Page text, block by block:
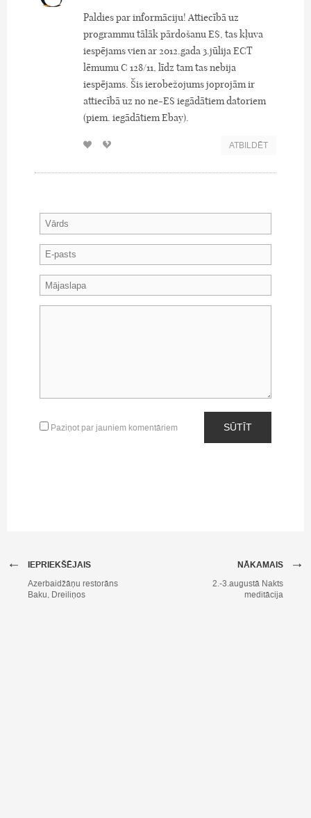
Paldies par informāciju! Attiecībā uz
programmu tālāk pārdošanu ES, tas kļuva
iespējams vien ar 2012.gada 3.jūlija ECT
lēmumu C 128/11, līdz tam tas nebija
iespējams. Šis ierobežojums joprojām ir
attiecībā uz no ne-ES iegādātiem datoriem
(piem. iegādātiem Ebay).
ATBILDĒT
Paziņot par jauniem komentāriem SŪTĪT
IEPRIEKŠĒJAIS
←
Azerbaidžāņu restorāns
Baku, Dreiliņos
NĀKAMAIS →
2.-3.augustā Nakts
meditācija